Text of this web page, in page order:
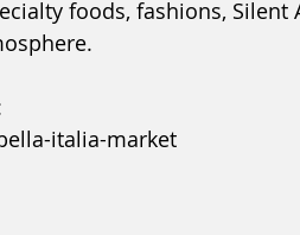
foods, fashions, Silent
italia-market